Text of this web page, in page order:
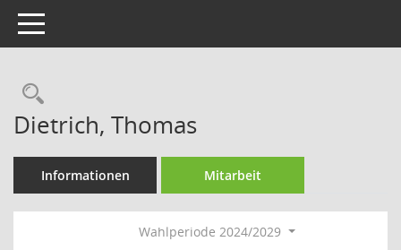
Toggle navigation
Rechercheauswahl
Dietrich, Thomas
Informationen Mitarbeit
Wahlperiode 2024/2029